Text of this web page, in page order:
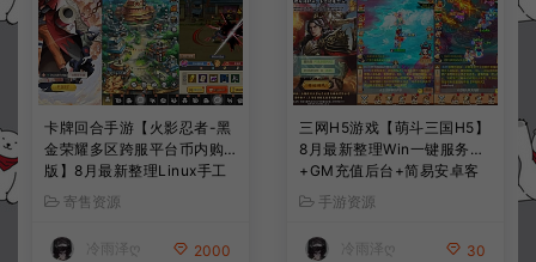
卡牌回合手游【火影忍者-黑
金荣耀多区跨服平台币内购
版】8月最新整理Linux手工
服务端+CDK授权后台+安卓
+详细搭建教程+视频教程
寄售资源
冷雨泽ღ 2000
三网H5游戏【萌斗三国H5】
8月最新整理Win一键服务端
+GM充值后台+简易安卓客
户端+详细搭建教程+视频教
手游资源
冷雨泽ღ 30